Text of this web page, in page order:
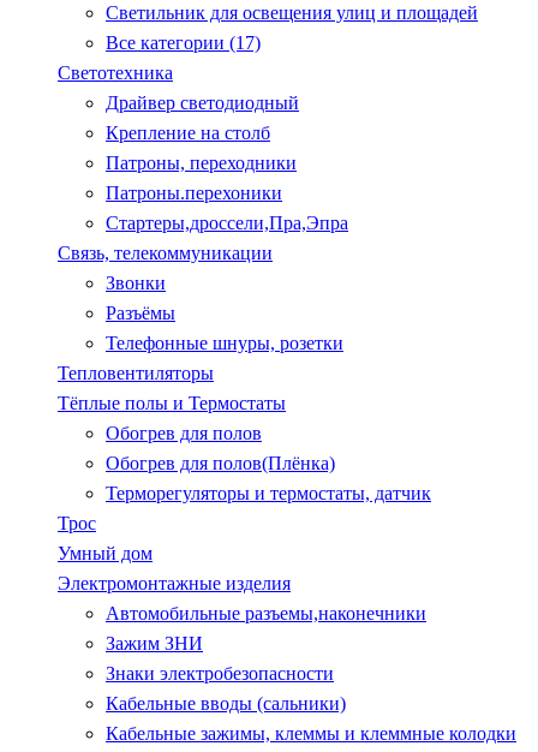
Светильник для освещения улиц и площадей
Все категории (17)
Светотехника
Драйвер светодиодный
Крепление на столб
Патроны, переходники
Патроны.перехоники
Стартеры,дроссели,Пра,Эпра
Связь, телекоммуникации
Звонки
Разъёмы
Телефонные шнуры, розетки
Тепловентиляторы
Тёплые полы и Термостаты
Обогрев для полов
Обогрев для полов(Плёнка)
Терморегуляторы и термостаты, датчик
Трос
Умный дом
Электромонтажные изделия
Автомобильные разъемы,наконечники
Зажим ЗНИ
Знаки электробезопасности
Кабельные вводы (сальники)
Кабельные зажимы, клеммы и клеммные колодки